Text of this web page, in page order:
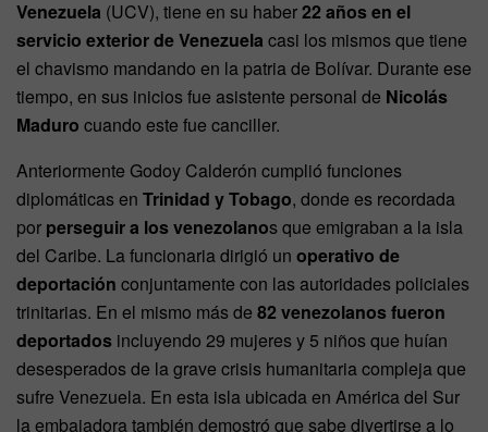
Venezuela (UCV), tiene en su haber22 años en el
servicio exterior de Venezuela casi los mismos que tiene
el chavismo mandando en la patria de Bolívar. Durante ese
tiempo, en sus inicios fue asistente personal de Nicolás
Maduro cuando este fue canciller.
Anteriormente Godoy Calderón cumplió funciones
diplomáticas en Trinidad y Tobago, donde es recordada
por perseguir a los venezolanos que emigraban a la isla
del Caribe. La funcionaria dirigió un operativo de
deportación conjuntamente con las autoridades policiales
trinitarias. En el mismo más de 82 venezolanos fueron
deportados incluyendo 29 mujeres y 5 niños que huían
desesperados de la grave crisis humanitaria compleja que
sufre Venezuela. En esta isla ubicada en América del Sur
la embajadora también demostró que sabe divertirse a lo